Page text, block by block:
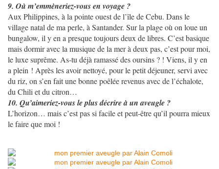
9. Où m’emmèneriez-vous en voyage ?
Aux Philippines, à la pointe ouest de l’île de Cebu. Dans le
village natal de ma perle, à Santander. Sur la plage où on loue un
bungalow, il y en a presque toujours deux de libres. C’est basique
mais dormir avec la musique de la mer à deux pas, c’est pour moi,
le luxe suprême. As-tu déjà ramassé des oursins ? ! Viens, il y en
a plein ! Après les avoir nettoyé, pour le petit déjeuner, servi avec
du riz, on s’en fait une bonne poêlée revenus avec de l’échalote,
du Chili et du citron…
10. Qu’aimeriez-vous le plus décrire à un aveugle ?
L’horizon… mais c’est pas si facile et peut-être qu’il pourra mieux
le faire que moi !